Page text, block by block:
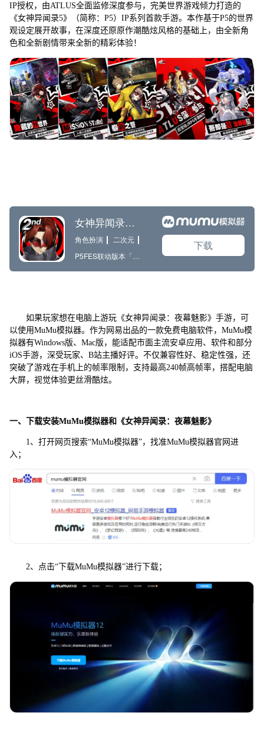
IP授权，由ATLUS全面监修深度参与，完美世界游戏倾力打造的
《女神异闻录5》（简称：P5）IP系列首款手游。本作基于P5的世界
观设定展开故事，在深度还原原作潮酷炫风格的基础上，由全新角
色和全新剧情带来全新的精彩体验！
如果玩家想在电脑上游玩《女神异闻录：夜幕魅影》手游，可
以使用MuMu模拟器。作为网易出品的一款免费电脑软件，MuMu模
拟器有Windows版、Mac版，能适配市面主流安卓应用、软件和部分
iOS手游，深受玩家、B站主播好评。不仅兼容性好、稳定性强，还
突破了游戏在手机上的帧率限制，支持最高240帧高帧率，搭配电脑
大屏，视觉体验更丝滑酷炫。
一、下载安装MuMu模拟器和《女神异闻录：夜幕魅影》
1、打开网页搜索“MuMu模拟器”，找准MuMu模拟器官网进
入；
2、点击“下载MuMu模拟器”进行下载；